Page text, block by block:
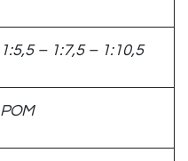
1:5,5 – 1:7,5 – 1:10,5
POM